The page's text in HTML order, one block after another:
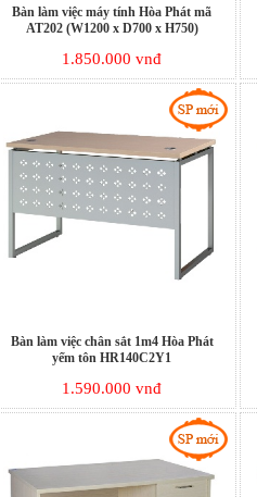
Bàn làm việc máy tính Hòa Phát mã
AT202 (W1200 x D700 x H750)
1.850.000 vnđ
Bàn làm việc chân sắt 1m4 Hòa Phát
yếm tôn HR140C2Y1
1.590.000 vnđ